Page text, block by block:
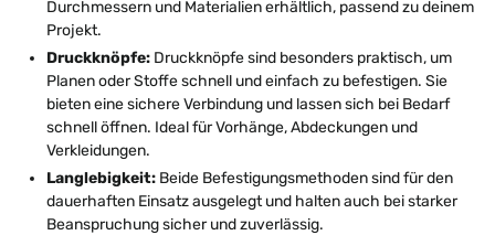
Durchmessern und Materialien erhältlich, passend zu deinem
Projekt.
Druckknöpfe: Druckknöpfe sind besonders praktisch, um
Planen oder Stoffe schnell und einfach zu befestigen. Sie
bieten eine sichere Verbindung und lassen sich bei Bedarf
schnell öffnen. Ideal für Vorhänge, Abdeckungen und
Verkleidungen.
Langlebigkeit: Beide Befestigungsmethoden sind für den
dauerhaften Einsatz ausgelegt und halten auch bei starker
Beanspruchung sicher und zuverlässig.